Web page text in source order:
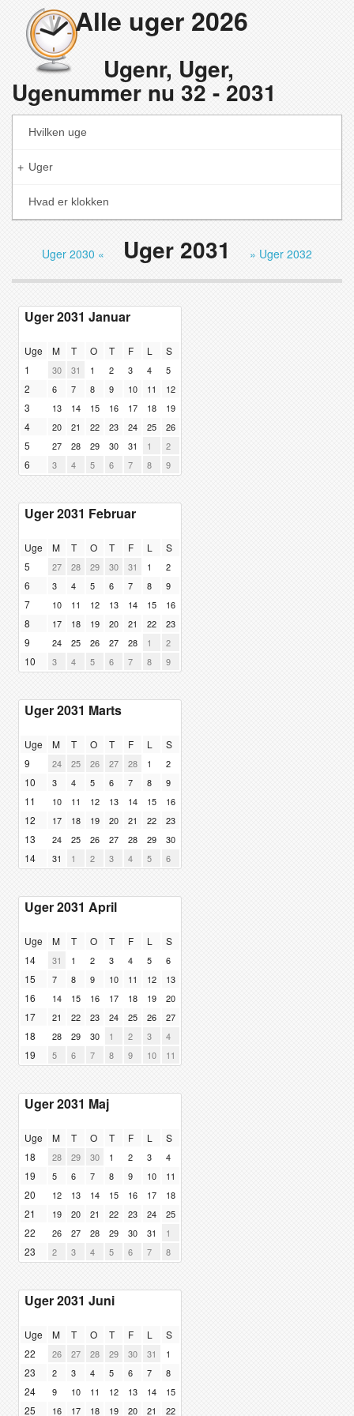
Alle uger 2026
Ugenr, Uger,
Ugenummer nu 32 - 2031
Hvilken uge
+ Uger
Hvad er klokken
Uger 2030 « Uger 2031 » Uger 2032
Uger 2031 Januar
Uge M T O T F L
S
1
30 31 1 2 3 4 5
2 6 7 8 9 10 11 12
3 13 14 15 16 17 18 19
4 20 21 22 23 24 25 26
5 27 28 29 30 31 1 2
6 3 4 5 6 7 8 9
Uger 2031 Februar
Uge M T O T F L
S
5
27 28 29 30 31 1 2
6 3 4 5 6 7 8 9
7 10 11 12 13 14 15 16
8 17 18 19 20 21 22 23
9 24 25 26 27 28 1 2
10 3 4 5 6 7 8 9
Uger 2031 Marts
Uge M T O T F L
S
9
24 25 26 27 28 1 2
10 3 4 5 6 7 8 9
11 10 11 12 13 14 15 16
12 17 18 19 20 21 22 23
13 24 25 26 27 28 29 30
14 31 1 2 3 4 5 6
Uger 2031 April
Uge M T O T F L
S
14
31 1 2 3 4 5 6
15 7 8 9 10 11 12 13
16 14 15 16 17 18 19 20
17 21 22 23 24 25 26 27
18 28 29 30 1 2 3 4
19 5 6 7 8 9 10 11
Uger 2031 Maj
Uge M T O T F L
S
18
28 29 30 1 2 3 4
19 5 6 7 8 9 10 11
20 12 13 14 15 16 17 18
21 19 20 21 22 23 24 25
22 26 27 28 29 30 31 1
23 2 3 4 5 6 7 8
Uger 2031 Juni
Uge M T O T F L
S
22
26 27 28 29 30 31 1
23 2 3 4 5 6 7 8
24 9 10 11 12 13 14 15
25 16 17 18 19 20 21 22